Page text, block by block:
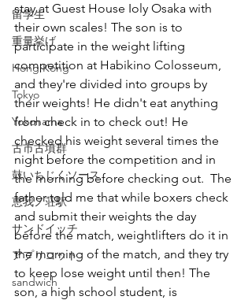
留学生
重量挙げ
Hong Kong
Tokyo
Yokohama
古市古墳群
鼓いちじくソース
恵我ノ荘駅
サンドイッチ
アプリコット
sandwich
stay at Guest House Ioly Osaka with
their own scales! The son is to
participate in the weight lifting
competition at Habikino Colosseum,
and they're divided into groups by
their weights! He didn't eat anything
from check in to check out! He
checked his weight several times the
night before the competition and in
the morning before checking out.  The
father told me that while boxers check
and submit their weights the day
before the match, weightlifters do it in
the morning of the match, and they try
to keep lose weight until then! The
son, a high school student, is